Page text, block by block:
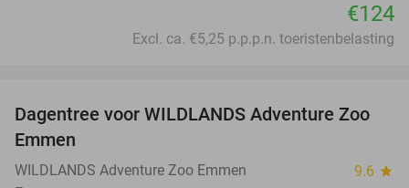
€124
Excl. ca. €5,25 p.p.p.n. toeristenbelasting
24%
Dagentree voor WILDLANDS Adventure Zoo
Emmen
WILDLANDS Adventure Zoo Emmen 9.6 star